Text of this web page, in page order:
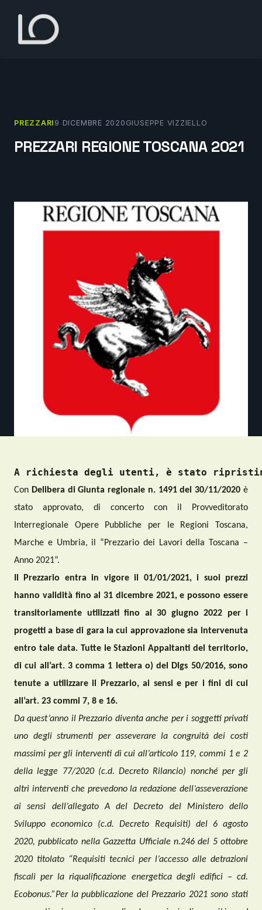
contenuto
PREZZARI 9 DICEMBRE 2020 GIUSEPPE VIZZIELLO
PREZZARI REGIONE TOSCANA 2021
A richiesta degli utenti, è stato
Con Delibera di Giunta regionale n. 1491del 30/11/2020 è
stato approvato, di concerto con il Provveditorato
Interregionale Opere Pubbliche per le Regioni Toscana,
Marche e Umbria, il “Prezzario dei Lavori della Toscana –
Anno 2021”.
Il Prezzario entra in vigoreil 01/01/2021, i suoi prezzi
hanno validità fino al31 dicembre 2021, e possono essere
transitoriamente utilizzati fino al 30 giugno 2022 per i
progetti a base di gara la cui approvazione sia intervenuta
entro tale data. Tutte le Stazioni Appaltanti del territorio,
di cui all’art. 3 comma 1 lettera o) del Dlgs 50/2016, sono
tenute a utilizzare il Prezzario, ai sensi e per i fini di cui
all’art. 23 commi 7, 8 e 16.
Da quest’anno il Prezzario diventa anche per i soggetti privati
uno degli strumenti per asseverare la congruità dei costi
massimi per gli interventi di cui all’articolo 119, commi 1 e 2
della legge 77/2020 (c.d. Decreto Rilancio) nonchéper gli
altri interventi che prevedono la redazione dell’asseverazione
ai sensi dell’allegato A del Decreto del Ministero dello
Sviluppo economico (c.d. Decreto Requisiti) del 6 agosto
2020, pubblicato nella Gazzetta Ufficiale n.246 del 5 ottobre
2020 titolato “Requisiti tecnici per l’accesso alle detrazioni
fiscali per la riqualificazione energetica degli edifici – cd.
Ecobonus.”Per la pubblicazione del Prezzario 2021 sono stati